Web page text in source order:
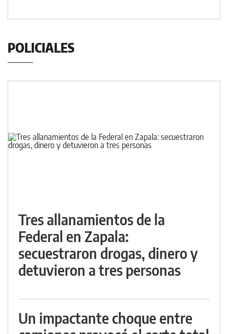
POLICIALES
Tres allanamientos de la
Federal en Zapala:
secuestraron drogas, dinero y
detuvieron a tres personas
Un impactante choque entre